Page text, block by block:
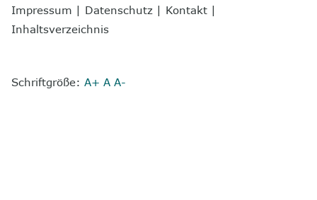
Impressum | Datenschutz | Kontakt |
Inhaltsverzeichnis
Schriftgröße: A+ A A-